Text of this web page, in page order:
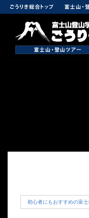
初心者にもおすすめの富